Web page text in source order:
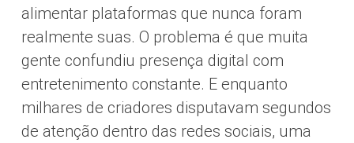
alimentar plataformas que nunca foram
realmente suas. O problema é que muita
gente confundiu presença digital com
entretenimento constante. E enquanto
milhares de criadores disputavam segundos
de atenção dentro das redes sociais, uma